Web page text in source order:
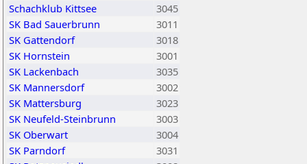
Schachklub Kittsee
3045
SK Bad Sauerbrunn
3011
SK Gattendorf
3018
SK Hornstein
3001
SK Lackenbach
3035
SK Mannersdorf
3002
SK Mattersburg
3023
SK Neufeld-Steinbrunn
3003
SK Oberwart
3004
SK Parndorf
3031